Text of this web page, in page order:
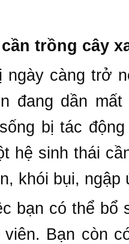
trồng cây
ngày càng trở
đang dần
bị tác
hệ sinh thái
khói bụi, ngập
bạn có thể bổ
viên. Bạn còn